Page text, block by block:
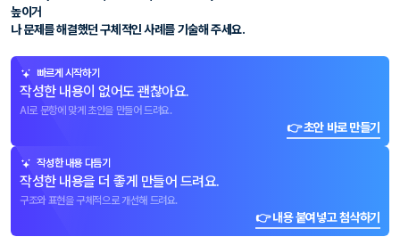
높이거
나 문제를 해결했던 구체적인 사례를 기술해 주세요.
빠르게 시작하기
작성한 내용이 없어도 괜찮아요.
AI로 문항에 맞게 초안을 만들어 드려요.
👉 초안 바로 만들기
작성한 내용 다듬기
작성한 내용을 더 좋게 만들어 드려요.
구조와 표현을 구체적으로 개선해 드려요.
👉 내용 붙여넣고 첨삭하기